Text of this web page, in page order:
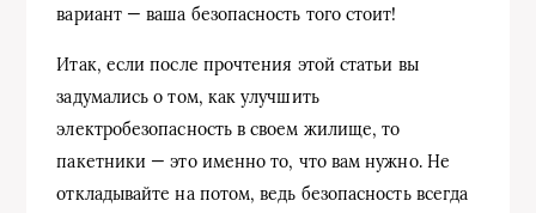
вариант — ваша безопасность того стоит!
Итак, если после прочтения этой статьи вы
задумались о том, как улучшить
электробезопасность в своем жилище, то
пакетники — это именно то, что вам нужно. Не
откладывайте на потом, ведь безопасность всегда